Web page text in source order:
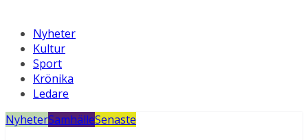
Nyheter
Kultur
Sport
Krönika
Ledare
NyheterSamhälleSenaste